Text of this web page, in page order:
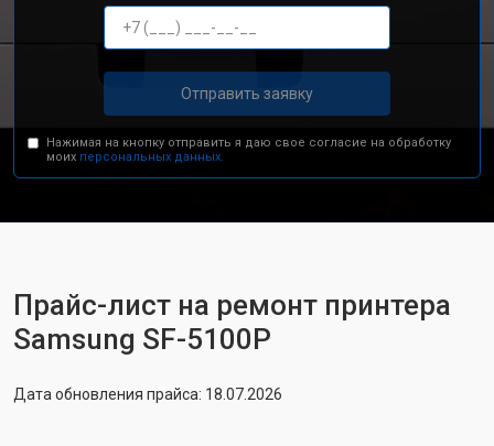
Отправить заявку
Нажимая на кнопку отправить я даю свое согласие на обработку
моих персональных данных.
Прайс-лист на ремонт принтера
Samsung SF-5100P
Дата обновления прайса: 18.07.2026